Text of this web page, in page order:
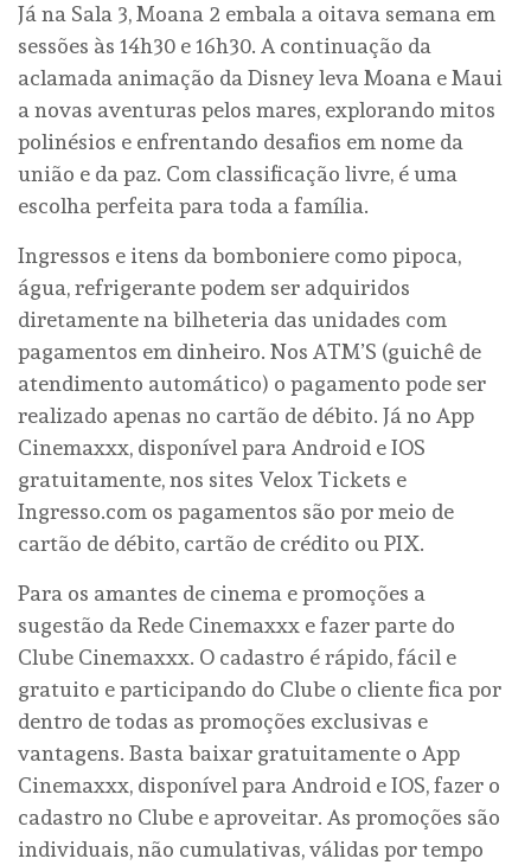
Já na Sala 3, Moana 2 embala a oitava semana em
sessões às 14h30 e 16h30. A continuação da
aclamada animação da Disney leva Moana e Maui
a novas aventuras pelos mares, explorando mitos
polinésios e enfrentando desafios em nome da
união e da paz. Com classificação livre, é uma
escolha perfeita para toda a família.
Ingressos e itens da bomboniere como pipoca,
água, refrigerante podem ser adquiridos
diretamente na bilheteria das unidades com
pagamentos em dinheiro. Nos ATM’S (guichê de
atendimento automático) o pagamento pode ser
realizado apenas no cartão de débito. Já no App
Cinemaxxx, disponível para Android e IOS
gratuitamente, nos sites Velox Tickets e
Ingresso.com os pagamentos são por meio de
cartão de débito, cartão de crédito ou PIX.
Para os amantes de cinema e promoções a
sugestão da Rede Cinemaxxx e fazer parte do
Clube Cinemaxxx. O cadastro é rápido, fácil e
gratuito e participando do Clube o cliente fica por
dentro de todas as promoções exclusivas e
vantagens. Basta baixar gratuitamente o App
Cinemaxxx, disponível para Android e IOS, fazer o
cadastro no Clube e aproveitar. As promoções são
individuais, não cumulativas, válidas por tempo